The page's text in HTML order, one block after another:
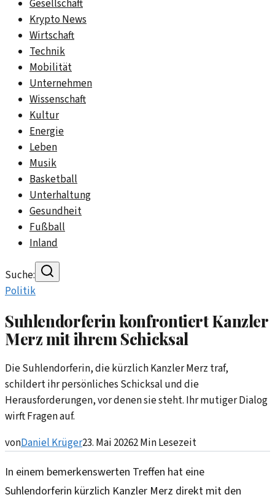
Gesellschaft
Krypto News
Wirtschaft
Technik
Mobilität
Unternehmen
Wissenschaft
Kultur
Energie
Leben
Musik
Basketball
Unterhaltung
Gesundheit
Fußball
Inland
Suche:
Politik
Suhlendorferin konfrontiert Kanzler
Merz mit ihrem Schicksal
Die Suhlendorferin, die kürzlich Kanzler Merz traf,
schildert ihr persönliches Schicksal und die
Herausforderungen, vor denen sie steht. Ihr mutiger Dialog
wirft Fragen auf.
vonDaniel Krüger23. Mai 20262Min Lesezeit
In einem bemerkenswerten Treffen hat eine
Suhlendorferin kürzlich Kanzler Merz direkt mit den